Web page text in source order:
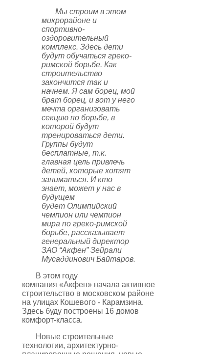
Мы строим в этом
микрорайоне и
спортивно-
оздоровительный
комплекс. Здесь дети
будут обучаться греко-
римской борьбе. Как
строительство
закончится так и
начнем. Я сам борец, мой
брат борец, и вот у него
мечта организовать
секцию по борьбе, в
которой будут
тренироваться дети.
Группы будут
бесплатные, т.к.
главная цель привлечь
детей, которые хотят
заниматься. И кто
знает, может у нас в
будущем
будет Олимпийский
чемпион или чемпион
мира по греко-римской
борьбе, рассказывает
генеральный директор
ЗАО “Акфен” Зейрали
Мусаддинович Байтаров.
В этом году
компания «Акфен» начала активное
строительство в московском районе
на улицах Кошевого - Карамзина.
Здесь буду построены 16 домов
комфорт-класса.
Новые строительные
технологии, архитектурно-